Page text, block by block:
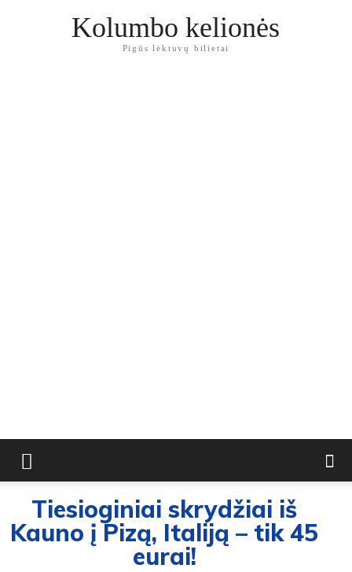
Kolumbo kelionės
Pigūs lėktuvų bilietai
Tiesioginiai skrydžiai iš
Kauno į Pizą, Italiją – tik 45
eurai!